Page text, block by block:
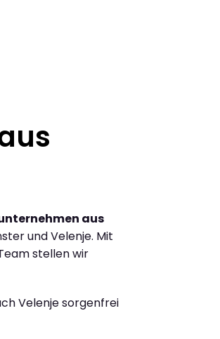
aus
und Velenje. Mit
stellen wir
Velenje sorgenfrei